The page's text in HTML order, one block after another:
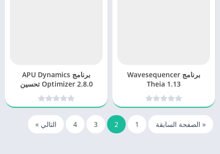
برنامج Wavesequencer
Theia 1.13
برنامج APU Dynamics
Optimizer 2.8.0 تحسين
ديناميكيات الصوت بشكل
احترافي
« الصفحة السابقة 1
2
3
4 التالي »